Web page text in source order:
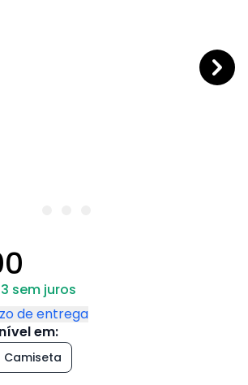
sem juros
de entrega
em:
Camiseta